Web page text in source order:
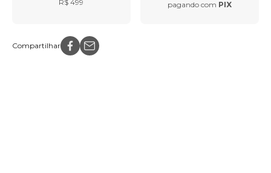
R$ 499
pagando com PIX
Compartilhar